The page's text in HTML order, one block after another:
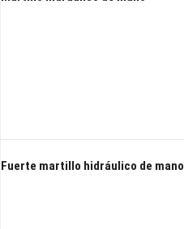
Fuerte martillo hidráulico de mano